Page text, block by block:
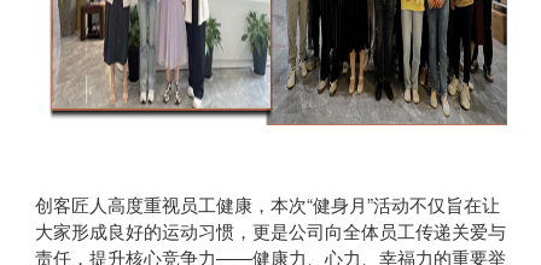
创客匠人高度重视员工健康，本次“健身月”活动不仅旨在让
大家形成良好的运动习惯，更是公司向全体员工传递关爱与
责任，提升核心竞争力——健康力、心力、幸福力的重要举